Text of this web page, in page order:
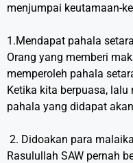
menjumpai keutamaan-
1.Mendapat pahala
Orang yang memberi
memperoleh pahala
Ketika kita berpuasa,
pahala yang didapat
2. Didoakan para
Rasulullah SAW pernah